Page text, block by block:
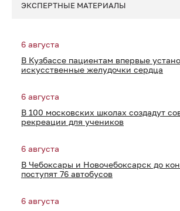
ЭКСПЕРТНЫЕ МАТЕРИАЛЫ
6 августа
В Кузбассе пациентам впервые
искусственные желудочки сердца
6 августа
В 100 московских школах создадут
рекреации для учеников
6 августа
В Чебоксары и Новочебоксарск до
поступят 76 автобусов
6 августа